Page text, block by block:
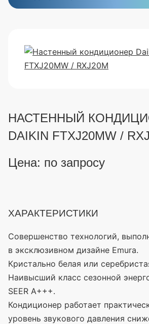
НАСТЕННЫЙ
DAIKIN FTXJ20MW /
Цена: по запросу
ХАРАКТЕРИСТИКИ
Совершенство технологий,
в эксклюзивном дизайне Emura.
Кристально белая или
Наивысший класс сезонной
SEER А+++.
Кондиционер работает
уровень звукового давления